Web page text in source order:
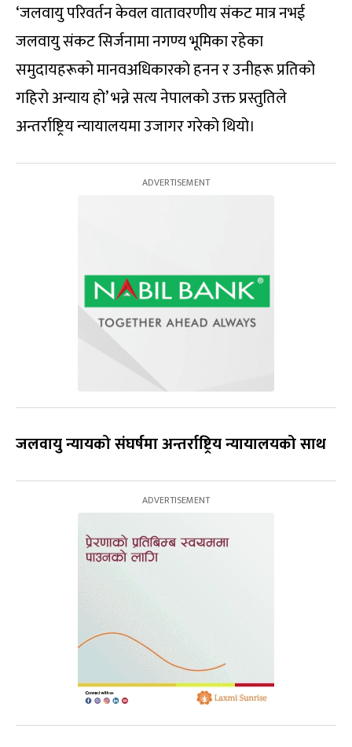
‘जलवायु परिवर्तन केवल वातावरणीय संकट मात्र नभई
जलवायु संकट सिर्जनामा नगण्य भूमिका रहेका
समुदायहरूको मानवअधिकारको हनन र उनीहरू प्रतिको
गहिरो अन्याय हो’ भन्ने सत्य नेपालको उक्त प्रस्तुतिले
अन्तर्राष्ट्रिय न्यायालयमा उजागर गरेको थियो।
जलवायु न्यायको संघर्षमा अन्तर्राष्ट्रिय न्यायालयको साथ